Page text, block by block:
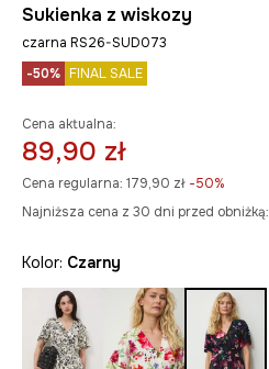
Sukienka z wiskozy
czarna RS26-SUD073
-50% FINAL SALE
Cena aktualna:
89,90 zł
Cena regularna: 179,90 zł -50%
Najniższa cena z 30 dni przed obniżką:
Kolor: czarny